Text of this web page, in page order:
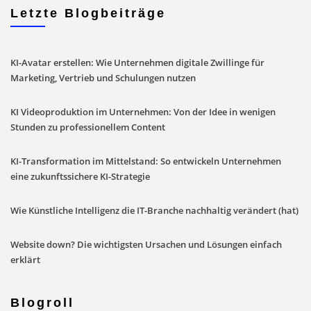
Letzte Blogbeiträge
KI-Avatar erstellen: Wie Unternehmen digitale Zwillinge für
Marketing, Vertrieb und Schulungen nutzen
KI Videoproduktion im Unternehmen: Von der Idee in wenigen
Stunden zu professionellem Content
KI-Transformation im Mittelstand: So entwickeln Unternehmen
eine zukunftssichere KI-Strategie
Wie Künstliche Intelligenz die IT-Branche nachhaltig verändert (hat)
Website down? Die wichtigsten Ursachen und Lösungen einfach
erklärt
Blogroll